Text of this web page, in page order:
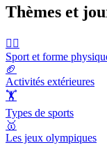
Thèmes et
🤾‍♀️
Sport et forme
🏈
Activités extérieures
🏋
Types de sports
🥇
Les jeux olympiques